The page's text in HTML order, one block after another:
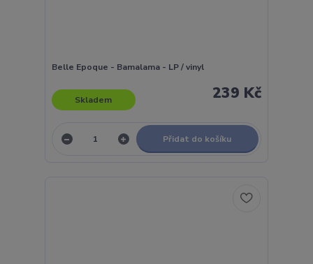
Belle Epoque - Bamalama - LP / vinyl
239 Kč
Skladem
Přidat do košíku